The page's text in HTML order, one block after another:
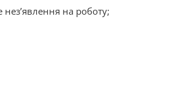
на роботу;